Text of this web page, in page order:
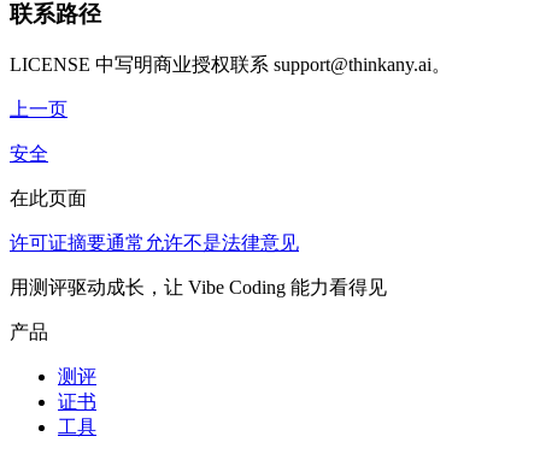
联系路径
LICENSE 中写明商业授权联系 support@thinkany.ai。
上一页
安全
在此页面
许可证摘要通常允许不是法律意见
用测评驱动成长，让 Vibe Coding 能力看得见
产品
测评
证书
工具